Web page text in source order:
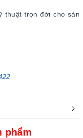
thuật trọn đời cho sản
phẩm